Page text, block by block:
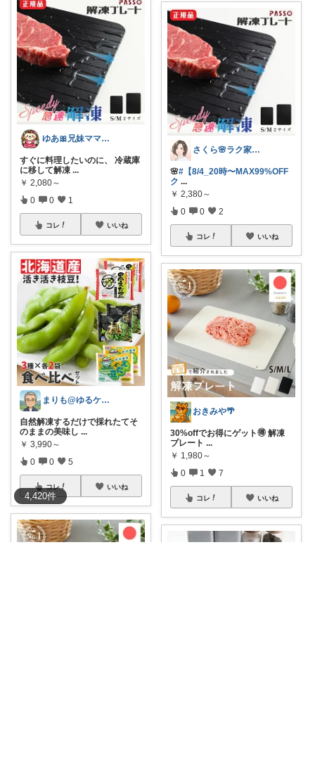
4,420件
ゆあ🎀兄妹ママの育児と暮らし
すぐに料理したいのに、 冷蔵庫
に移して解凍 ...
￥ 2,080～
0 0 1
コレ いいね
まりも@ゆるケア生活
自然解凍するだけで採れたてそ
のままの美味し ...
￥ 3,990～
0 0 5
コレ いいね
さくら🌸ラク家事&便利な生活雑貨🏠️
🌸#【8/4_20時〜MAX99%OFF
ク ...
￥ 2,380～
0 0 2
コレ いいね
おきみや🌴
30%offでお得にゲット🉐 解凍
プレート ...
￥ 1,980～
0 1 7
コレ いいね